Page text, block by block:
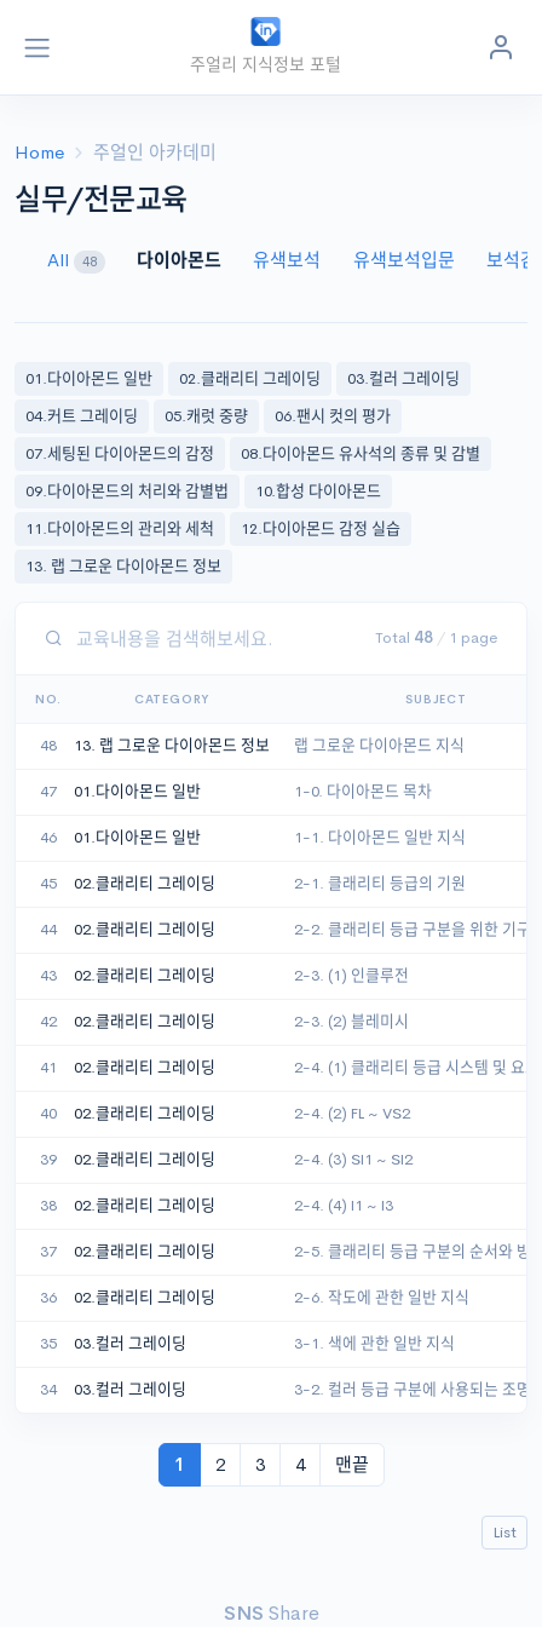
주얼리 지식정보 포털
주얼인
Home 주얼인 아카데미
실무/전문교육
All 48 다이아몬드 유색보석 유색보석입문 보석
01.다이아몬드 일반 02.클래리티 그레이딩
03.컬러 그레이딩
04.커트 그레이딩
05.캐럿 중량
06.팬시 컷의 평가
07.세팅된 다이아몬드의 감정
08.다이아몬드 유사석의 종류 및 감별
09.다이아몬드의 처리와 감별법
10.합성 다이아몬드
11.다이아몬드의 관리와 세척
12.다이아몬드 감정 실습
13. 랩 그로운 다이아몬드 정보
Total 48 / 1 page
NO. CATEGORY SUBJECT
48 13. 랩 그로운 다이아몬드 정보 랩 그로운 다이아몬드 지식
47 01.다이아몬드 일반 1-0. 다이아몬드 목차
46 01.다이아몬드 일반 1-1. 다이아몬드 일반 지식
45 02.클래리티 그레이딩 2-1. 클래리티 등급의 기원
44 02.클래리티 그레이딩 2-2. 클래리티 등급 구분을 위한 기구
43 02.클래리티 그레이딩 2-3. (1) 인클루전
42 02.클래리티 그레이딩 2-3. (2) 블레미시
41 02.클래리티 그레이딩 2-4. (1) 클래리티 등급 시스템 및 요소
40 02.클래리티 그레이딩 2-4. (2) FL ~ VS2
39 02.클래리티 그레이딩 2-4. (3) SI1 ~ SI2
38 02.클래리티 그레이딩 2-4. (4) I1 ~ I3
37 02.클래리티 그레이딩 2-5. 클래리티 등급 구분의 순서와 방
36 02.클래리티 그레이딩 2-6. 작도에 관한 일반 지식
35 03.컬러 그레이딩 3-1. 색에 관한 일반 지식
34 03.컬러 그레이딩 3-2. 컬러 등급 구분에 사용되는 조명
1 2 3 4 맨끝
List
SNS Share